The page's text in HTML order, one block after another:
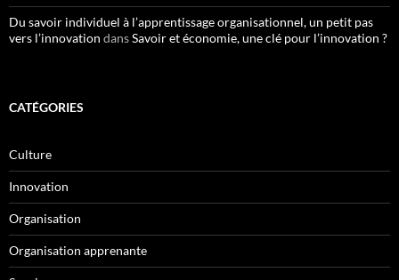
Du savoir individuel à l’apprentissage organisationnel, un petit pas
vers l’innovation dansSavoir et économie, une clé pour l’innovation ?
CATÉGORIES
Culture
Innovation
Organisation
Organisation apprenante